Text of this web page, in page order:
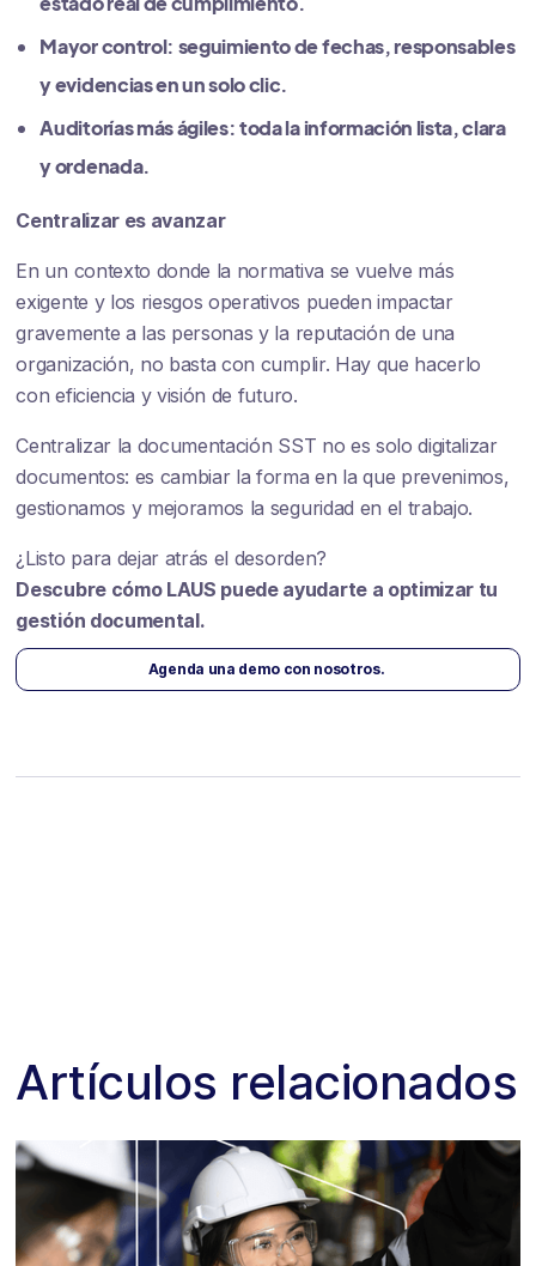
Mayor control: seguimiento de fechas, responsables
y evidencias en un solo clic.
Auditorías más ágiles:toda la información lista, clara
y ordenada.
Centralizar es avanzar
En un contexto donde la normativa se vuelve más
exigente y los riesgos operativos pueden impactar
gravemente a las personas y la reputación de una
organización, no basta con cumplir. Hay que hacerlo
con eficiencia y visión de futuro.
Centralizar la documentación SST no es solo digitalizar
documentos: es cambiar la forma en la que prevenimos,
gestionamos y mejoramos la seguridad en el trabajo.
¿Listo para dejar atrás el desorden?
Descubre cómo LAUS puede ayudarte a optimizar tu
gestión documental.
Agenda una demo con nosotros.
Artículos relacionados